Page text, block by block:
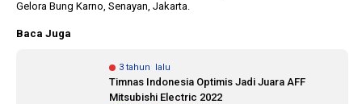
Gelora Bung Karno, Senayan, Jakarta.
Baca Juga
3 tahun lalu
Timnas Indonesia Optimis Jadi Juara AFF
Mitsubishi Electric 2022
Ragukan SDM Bawaslu